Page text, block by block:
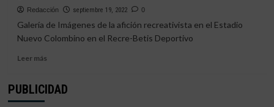
oficina
de
Punta
EL
NUEVO
COLOMBINO?
Redacción septiembre 19, 2022 0
Galería de Imágenes de la afición recreativista en el Estadio
Nuevo Colombino en el Recre-Betis Deportivo
Leer másLeer
¿ESTUVISTES
PUBLICIDAD